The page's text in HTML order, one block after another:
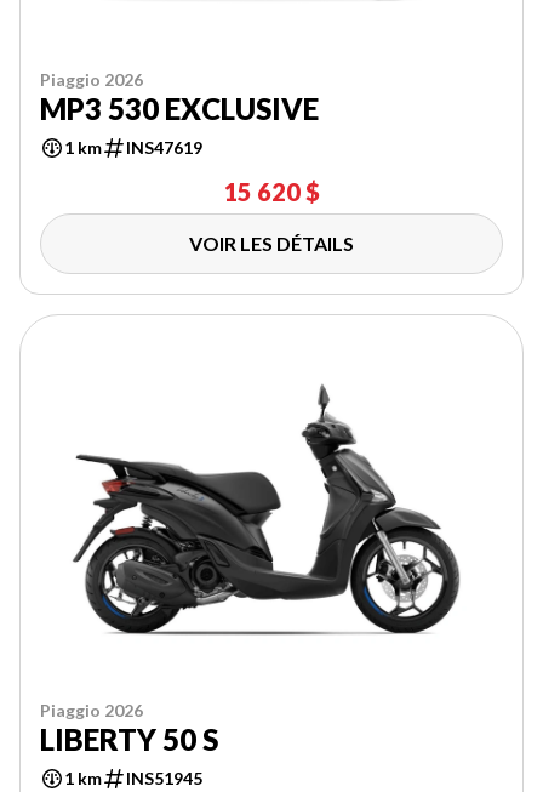
Piaggio 2026
MP3 530 EXCLUSIVE
1 km INS47619
15 620 $
VOIR LES DÉTAILS
Piaggio 2026
LIBERTY 50 S
1 km INS51945